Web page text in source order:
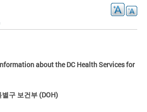
about the DC Health Services for
구 보건부 (DOH)